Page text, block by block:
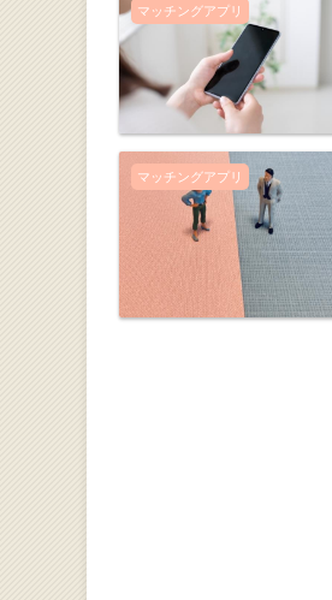
マッチングアプリ
マッチングアプリ